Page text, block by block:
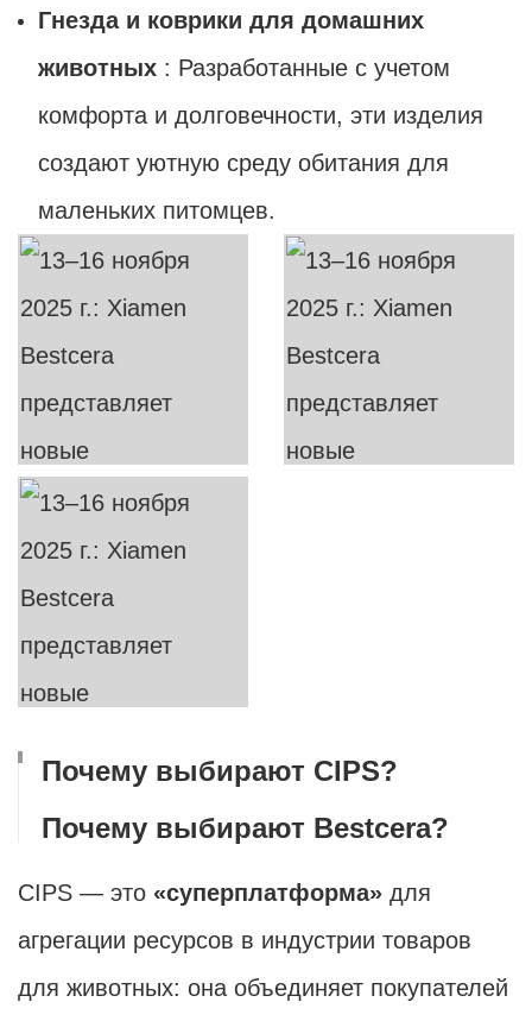
Гнезда и коврики для домашних
животных: Разработанные с учетом
комфорта и долговечности, эти изделия
создают уютную среду обитания для
маленьких питомцев.
Почему выбирают CIPS?
Почему выбирают Bestcera?
CIPS — это «суперплатформа» для
агрегации ресурсов в индустрии товаров
для животных: она объединяет покупателей